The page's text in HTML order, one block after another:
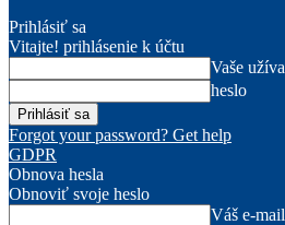
Prihlásiť sa
Vitajte! prihlásenie k účtu
Vaše
heslo
Forgot your password? Get help
GDPR
Obnova hesla
Obnoviť svoje heslo
Váš e-mail